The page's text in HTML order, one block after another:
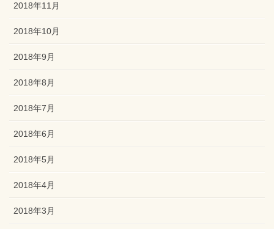
2018年11月
2018年10月
2018年9月
2018年8月
2018年7月
2018年6月
2018年5月
2018年4月
2018年3月